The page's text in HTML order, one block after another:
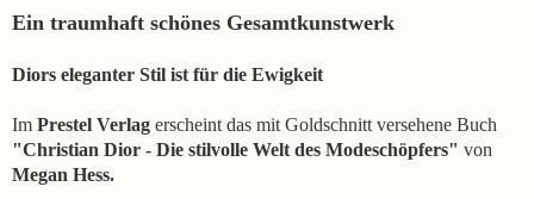
Ein traumhaft schönes Gesamtkunstwerk
Diors eleganter Stil ist für die Ewigkeit
Im Prestel Verlag erscheint das mit Goldschnitt versehene Buch
"Christian Dior - Die stilvolle Welt des Modeschöpfers" von
Megan Hess.